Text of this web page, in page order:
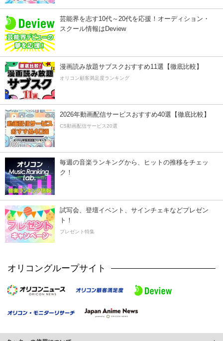
芸能界を志す10代～20代を応援！オーディション・
スクール情報はDeview
漫画読み放題サブスクおすすめ11選【徹底比較】
オリコン顧客満足度ランキング
2026年動画配信サービスおすすめ40選【徹底比較】
CS動画配信サービス20選
毎週の音楽ランキングから、ヒットの推移をチェッ
ク！
試写会、登壇イベント、サインチェキなどプレゼン
ト！
プレゼント特集
オリコングループサイト